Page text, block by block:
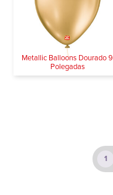
Metallic Balloons Dourado 9
Polegadas
1